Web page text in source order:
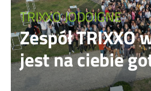
TRIXXO JODOIGNE
Zespół TRIXXO
jest na ciebie